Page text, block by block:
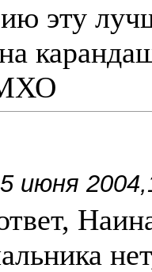
эту
на
июня